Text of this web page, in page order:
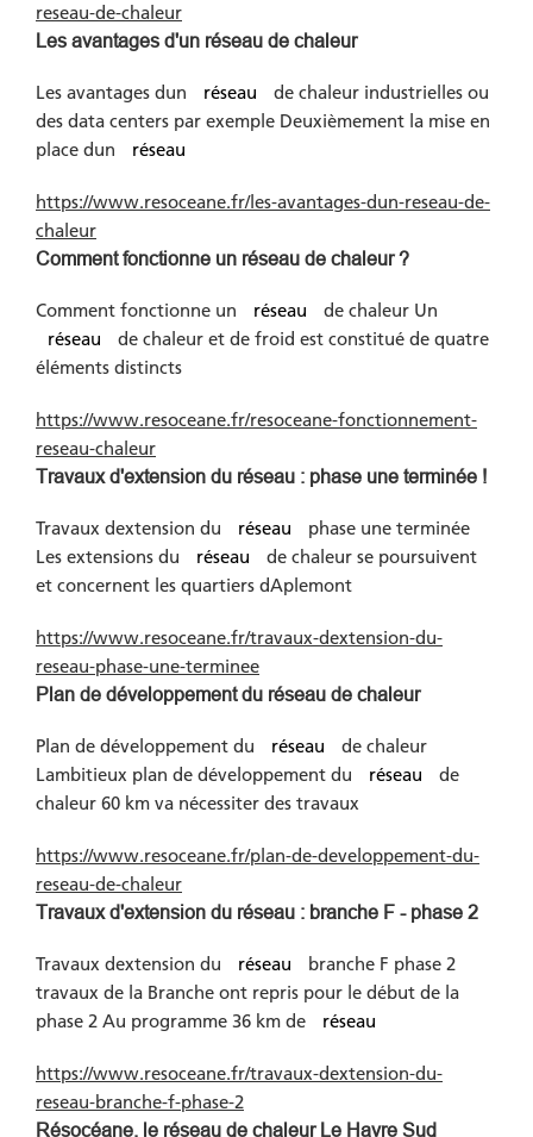
reseau-de-chaleur
Les avantages d'un réseau de chaleur
Les avantages dun réseau
de chaleur industrielles ou
des data centers par exemple Deuxièmement la mise en
place dun
réseau
https://www.resoceane.fr/les-avantages-dun-reseau-de-
chaleur
Comment fonctionne un réseau de chaleur ?
Comment fonctionne un réseau
de chaleur Un
réseau
de chaleur et de froid est constitué de quatre
éléments distincts
https://www.resoceane.fr/resoceane-fonctionnement-
reseau-chaleur
Travaux d'extension du réseau : phase une terminée !
Travaux dextension du réseau
phase une terminée
Les extensions du
réseau
de chaleur se poursuivent
et concernent les quartiers dAplemont
https://www.resoceane.fr/travaux-dextension-du-
reseau-phase-une-terminee
Plan de développement du réseau de chaleur
Plan de développement du réseau
de chaleur
Lambitieux plan de développement du
réseau
de
chaleur 60 km va nécessiter des travaux
https://www.resoceane.fr/plan-de-developpement-du-
reseau-de-chaleur
Travaux d'extension du réseau : branche F - phase 2
Travaux dextension du réseau
branche F phase 2
travaux de la Branche ont repris pour le début de la
phase 2 Au programme 36 km de
réseau
https://www.resoceane.fr/travaux-dextension-du-
reseau-branche-f-phase-2
Résocéane, le réseau de chaleur Le Havre Sud